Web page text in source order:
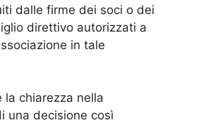
dalle firme dei soci o dei
direttivo autorizzati a
in tale
la chiarezza nella
una decisione così